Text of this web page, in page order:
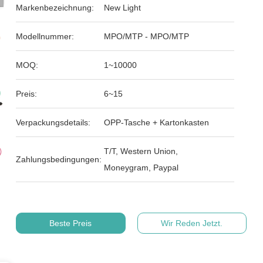
Markenbezeichnung: New Light
Modellnummer: MPO/MTP - MPO/MTP
MOQ: 1~10000
Preis: 6~15
Verpackungsdetails: OPP-Tasche + Kartonkasten
Zahlungsbedingungen:
T/T, Western Union,
Moneygram, Paypal
Beste Preis Wir Reden Jetzt.